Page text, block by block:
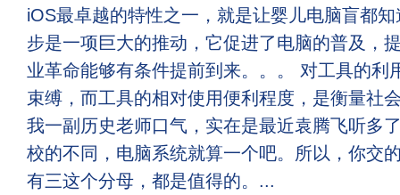
iOS最卓越的特性之一，就是让婴儿电脑盲都
步是一项巨大的推动，它促进了电脑的普及，
业革命能够有条件提前到来。。。 对工具的利
束缚，而工具的相对使用便利程度，是衡量社
我一副历史老师口气，实在是最近袁腾飞听多
校的不同，电脑系统就算一个吧。所以，你交
有三这个分母，都是值得的。...